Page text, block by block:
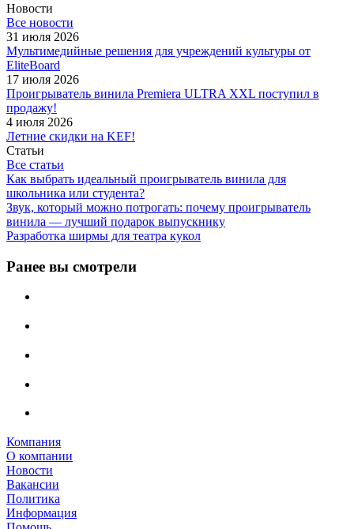
Новости
Все новости
31 июля 2026
Мультимедийные решения для учреждений культуры от
EliteBoard
17 июля 2026
Проигрыватель винила Premiera ULTRA XXL поступил в
продажу!
4 июля 2026
Летние скидки на KEF!
Статьи
Все статьи
Как выбрать идеальный проигрыватель винила для
школьника или студента?
Звук, который можно потрогать: почему проигрыватель
винила — лучший подарок выпускнику
Разработка ширмы для театра кукол
Ранее вы смотрели
Компания
О компании
Новости
Вакансии
Политика
Информация